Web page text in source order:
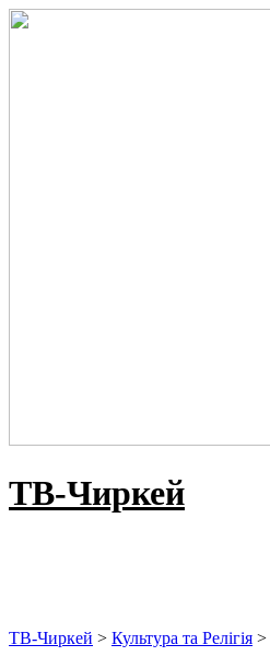
ТВ-Чиркей
ТВ-Чиркей > Культура та Релігія >